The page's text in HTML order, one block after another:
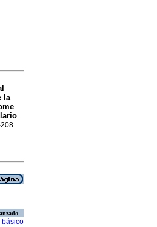
la
básico